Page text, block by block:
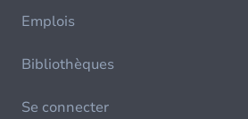
Emplois
Bibliothèques
Se connecter